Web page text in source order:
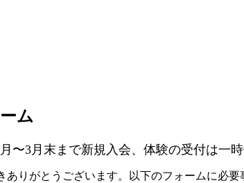
ム
〜3月末まで新規入会、体験の受付は一
ありがとうございます。以下のフォームに必要